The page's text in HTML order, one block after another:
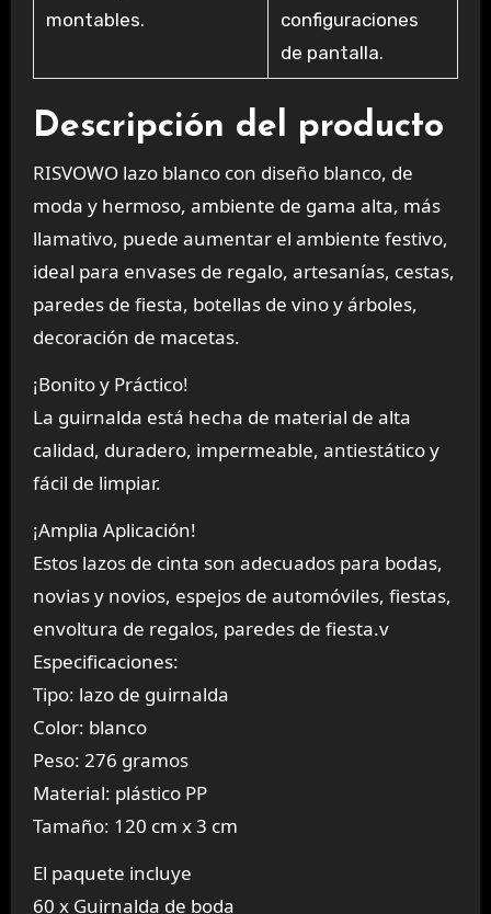
montables.
configuraciones
de pantalla.
Descripción del producto
RISVOWO lazo blanco con diseño blanco, de
moda y hermoso, ambiente de gama alta, más
llamativo, puede aumentar el ambiente festivo,
ideal para envases de regalo, artesanías, cestas,
paredes de fiesta, botellas de vino y árboles,
decoración de macetas.
¡Bonito y Práctico!
La guirnalda está hecha de material de alta
calidad, duradero, impermeable, antiestático y
fácil de limpiar.
¡Amplia Aplicación!
Estos lazos de cinta son adecuados para bodas,
novias y novios, espejos de automóviles, fiestas,
envoltura de regalos, paredes de fiesta.v
Especificaciones:
Tipo: lazo de guirnalda
Color: blanco
Peso: 276 gramos
Material: plástico PP
Tamaño: 120 cm x 3 cm
El paquete incluye
60 x Guirnalda de boda